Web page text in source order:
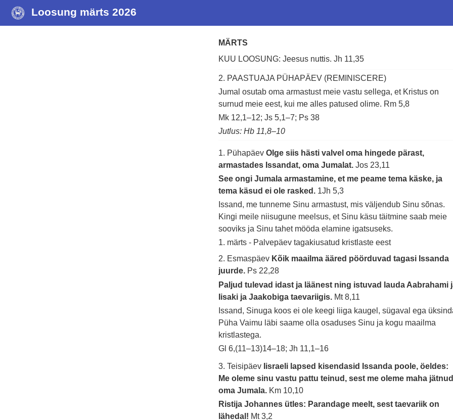
Loosung märts 2026
MÄRTS
KUU LOOSUNG: Jeesus nuttis.Jh 11,35
2. PAASTUAJA PÜHAPÄEV (REMINISCERE)
Jumal osutab oma armastust meie vastu sellega, et Kristus on
surnud meie eest, kui me alles patused olime. Rm 5,8
Mk 12,1–12; Js 5,1–7; Ps 38
Jutlus: Hb 11,8–10
1. PühapäevOlge siis hästi valvel oma hingede pärast,
armastades Issandat, oma Jumalat.Jos 23,11
See ongi Jumala armastamine, et me peame tema käske, ja
tema käsud ei ole rasked. 1Jh 5,3
Issand, me tunneme Sinu armastust, mis väljendub Sinu sõnas.
Kingi meile niisugune meelsus, et Sinu käsu täitmine saab meie
sooviks ja Sinu tahet mööda elamine igatsuseks.
1. märts - Palvepäev tagakiusatud kristlaste eest
2. Esmaspäev Kõik maailma ääred pöörduvad tagasi Issanda
juurde. Ps 22,28
Paljud tulevad idast ja läänest ning istuvad lauda Aabrahami
Iisaki ja Jaakobiga taevariigis. Mt 8,11
Issand, Sinuga koos ei ole keegi liiga kaugel, sügaval ega
Püha Vaimu läbi saame olla osaduses Sinu ja kogu maailma
kristlastega.
Gl 6,(11–13)14–18; Jh 11,1–16
3. Teisipäev Iisraeli lapsed kisendasid Issanda poole, öeldes:
Me oleme sinu vastu pattu teinud, sest me oleme maha jätnud
oma Jumala. Km 10,10
Ristija Johannes ütles: Parandage meelt, sest taevariik on
lähedal! Mt 3,2